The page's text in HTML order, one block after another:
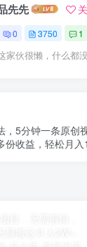
先先
0 3750 1
家伙很懒，什么都
，5分钟一条原创
份收益，轻松月入